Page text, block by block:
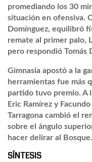
promediando los 30
situación en ofensiva.
Domínguez, equilibró
remate al primer palo,
pero respondió Tomás
Gimnasia apostó a la
herramientas fue más
partido tuvo premio. A
Eric Ramírez y
Tarragona cambió el
sobre el ángulo
hacer delirar al Bosque.
SÍNTESIS